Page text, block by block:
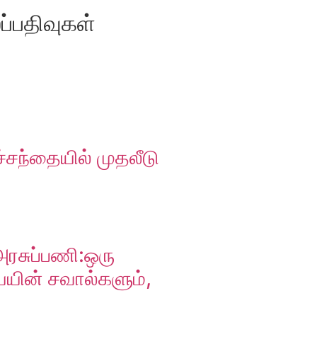
முதலீடு
சவால்களும்,